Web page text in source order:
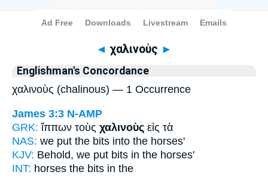
Bible>Strong's > Greek
◄ χαλινοὺς ►
Englishman's Concordance
χαλινοὺς (chalinous) — 1 Occurrence
James 3:3 N-AMP
GRK: ἵππων τοὺς χαλινοὺς εἰς τὰ
NAS: we put the bits into the horses'
KJV: Behold, we put bits in the horses'
INT: horses the bits in the